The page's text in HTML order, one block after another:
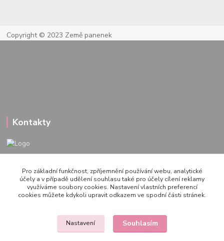
Copyright © 2023 Země panenek
Kontakty
PO-PÁ 10-20h., SO+NE 14-20h.
zemepanenek@gmail.com
Pro základní funkčnost, zpříjemnění používání webu, analytické
účely a v případě udělení souhlasu také pro účely cílení reklamy
využíváme soubory cookies. Nastavení vlastních preferencí
cookies můžete kdykoli upravit odkazem ve spodní části stránek.
Nastavení Souhlasím